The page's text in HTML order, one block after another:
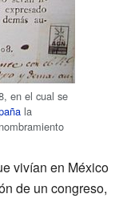
en el cual se
la
vivían en México
de un congreso,